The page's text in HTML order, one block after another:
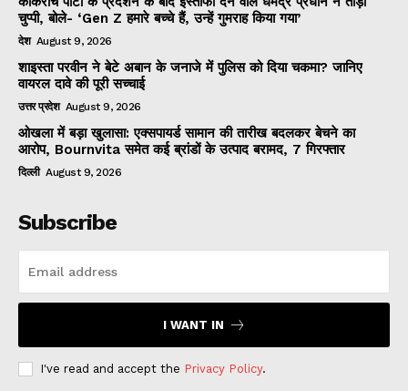
चुप्पी, बोले- ‘Gen Z हमारे बच्चे हैं, उन्हें गुमराह किया गया’
देश August 9, 2026
शाइस्ता परवीन ने बेटे अबान के जनाजे में पुलिस को दिया चकमा? जानिए
वायरल दावे की पूरी सच्चाई
उत्तर प्रदेश August 9, 2026
ओखला में बड़ा खुलासा: एक्सपायर्ड सामान की तारीख बदलकर बेचने का
आरोप, Bournvita समेत कई ब्रांडों के उत्पाद बरामद, 7 गिरफ्तार
दिल्ली August 9, 2026
Subscribe
I WANT IN
I've read and accept the Privacy Policy.